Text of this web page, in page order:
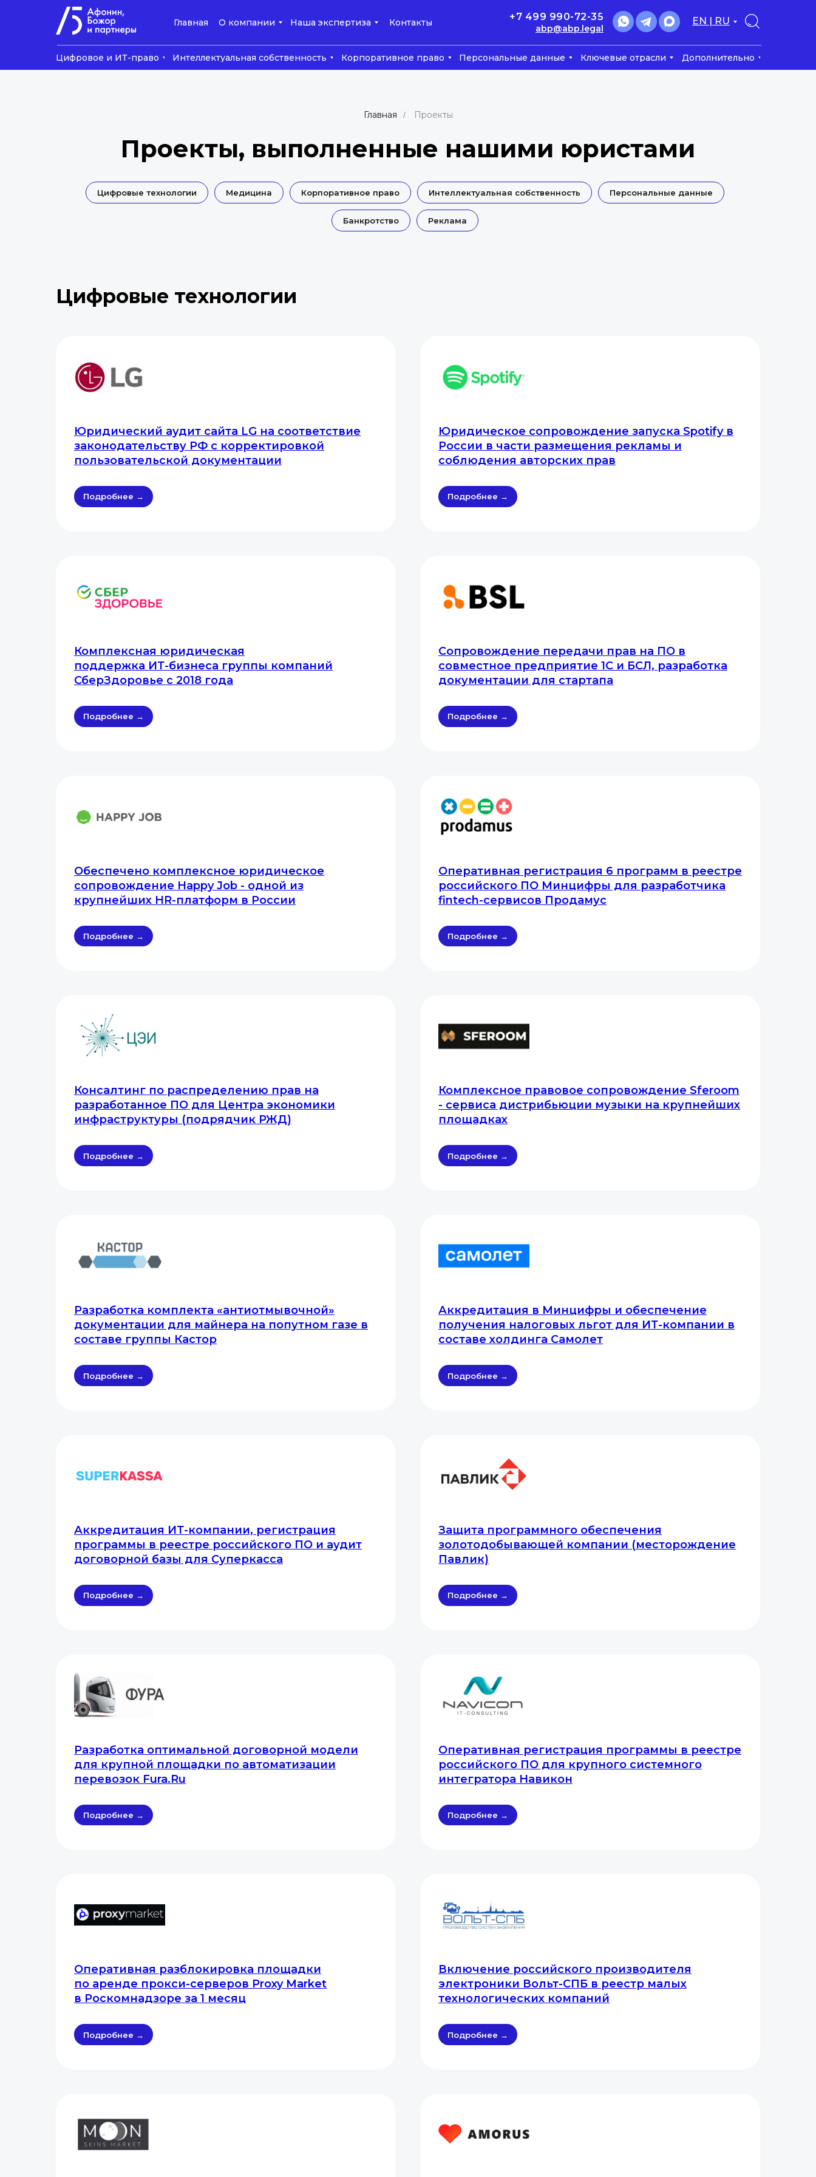
Главная О компании Наша экспертиза Контакты
Цифровое и ИТ-право Интеллектуальная собственность Корпоративное право Персональные данные Ключевые отрасли Дополнительно
abp@abp.legal
+7 499 990-72-35 EN | RU
Главная / Проекты
Проекты, выполненные нашими юристами
Цифровые технологии Медицина Корпоративное право Интеллектуальная собственность Персональные данные
Банкротство Реклама
Цифровые технологии
Юридический аудит сайта LG на соответствие
законодательству РФ с корректировкой
пользовательской документации
Подробнее →
Юридическое сопровождение запуска Spotify в
России в части размещения рекламы и
соблюдения авторских прав
Подробнее →
Комплексная юридическая
поддержка ИТ-бизнеса группы компаний
СберЗдоровье с 2018 года
Подробнее →
Сопровождение передачи прав на ПО в
совместное предприятие 1С и БСЛ, разработка
документации для стартапа
Подробнее →
Обеспечено комплексное юридическое
сопровождение Happy Job - одной из
крупнейших HR-платформ в России
Подробнее →
Оперативная регистрация 6 программ в реестре
российского ПО Минцифры для разработчика
fintech-сервисов Продамус
Подробнее →
Консалтинг по распределению прав на
разработанное ПО для Центра экономики
инфраструктуры (подрядчик РЖД)
Подробнее →
Комплексное правовое сопровождение Sferoom
- сервиса дистрибьюции музыки на крупнейших
площадках
Подробнее →
Разработка комплекта «антиотмывочной»
документации для майнера на попутном газе в
составе группы Кастор
Подробнее →
Аккредитация в Минцифры и обеспечение
получения налоговых льгот для ИТ-компании в
составе холдинга Самолет
Подробнее →
Аккредитация ИТ-компании, регистрация
программы в реестре российского ПО и аудит
договорной базы для Суперкасса
Подробнее →
Защита программного обеспечения
золотодобывающей компании (месторождение
Павлик)
Подробнее →
Разработка оптимальной договорной модели
для крупной площадки по автоматизации
перевозок Fura.Ru
Подробнее →
Оперативная регистрация программы в реестре
российского ПО для крупного системного
интегратора Навикон
Подробнее →
Оперативная разблокировка площадки
по аренде прокси-серверов Proxy Market
в Роскомнадзоре за 1 месяц
Подробнее →
Включение российского производителя
электроники Вольт-СПБ в реестр малых
технологических компаний
Подробнее →